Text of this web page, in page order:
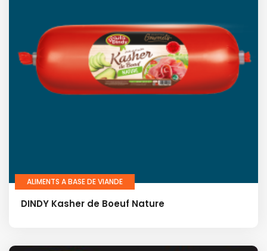
ALIMENTS A BASE DE VIANDE
DINDY Kasher de Boeuf Nature